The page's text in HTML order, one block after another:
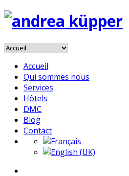
Accueil
Qui sommes nous
Services
Hôtels
DMC
Blog
Contact